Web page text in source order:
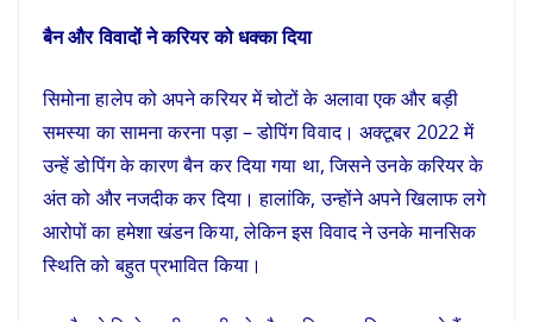
बैन और विवादों ने करियर को धक्का दिया
सिमोना हालेप को अपने करियर में चोटों के अलावा एक और बड़ी
समस्या का सामना करना पड़ा – डोपिंग विवाद। अक्टूबर 2022 में
उन्हें डोपिंग के कारण बैन कर दिया गया था, जिसने उनके करियर के
अंत को और नजदीक कर दिया। हालांकि, उन्होंने अपने खिलाफ लगे
आरोपों का हमेशा खंडन किया, लेकिन इस विवाद ने उनके मानसिक
स्थिति को बहुत प्रभावित किया।